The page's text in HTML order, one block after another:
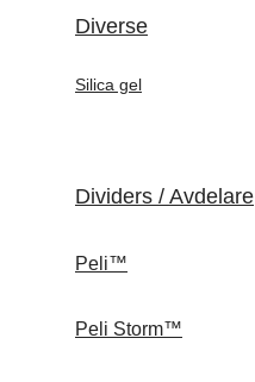
Diverse
Silica gel
Dividers / Avdelare
Peli™
Peli Storm™